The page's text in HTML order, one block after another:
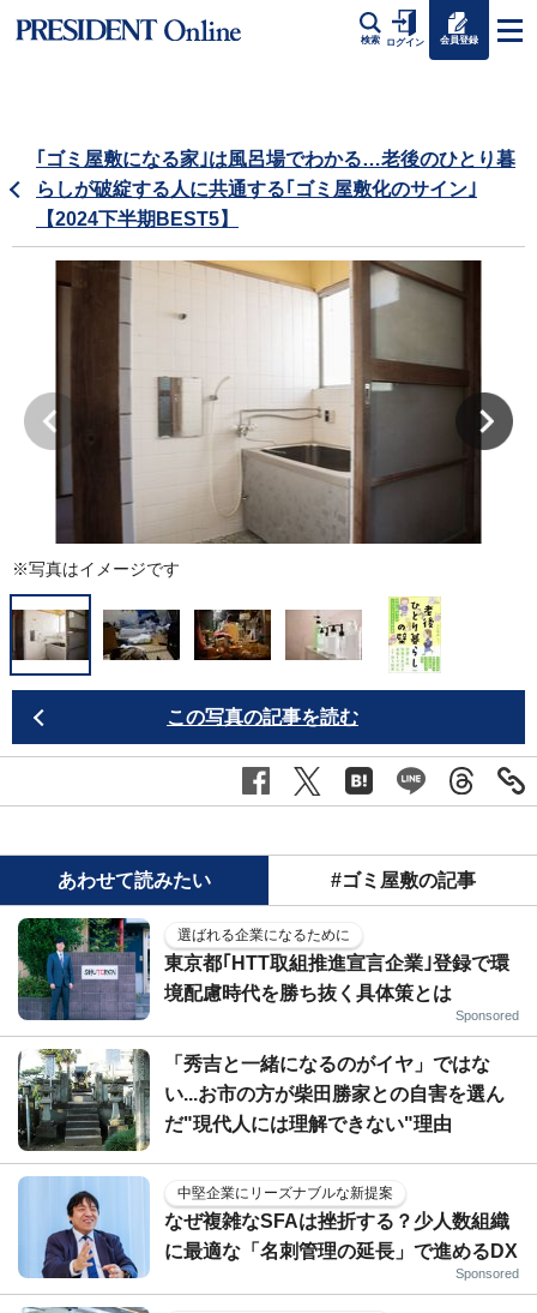
検索 ログイン 会員登録
｢ゴミ屋敷になる家｣は風呂場でわかる…老後のひとり暮
らしが破綻する人に共通する｢ゴミ屋敷化のサイン｣
【2024下半期BEST5】
※写真はイメージです
この写真の記事を読む
あわせて読みたい #ゴミ屋敷の記事
選ばれる企業になるために
東京都｢HTT取組推進宣言企業｣登録で環
境配慮時代を勝ち抜く具体策とは
Sponsored
「秀吉と一緒になるのがイヤ」ではな
い...お市の方が柴田勝家との自害を選ん
だ"現代人には理解できない"理由
中堅企業にリーズナブルな新提案
なぜ複雑なSFAは挫折する？少人数組織
に最適な「名刺管理の延長」で進めるDX
Sponsored